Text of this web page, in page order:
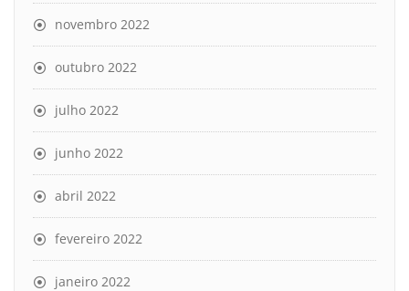
novembro 2022
outubro 2022
julho 2022
junho 2022
abril 2022
fevereiro 2022
janeiro 2022